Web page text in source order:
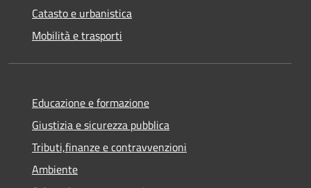
Catasto e urbanistica
Mobilità e trasporti
Educazione e formazione
Giustizia e sicurezza pubblica
Tributi,finanze e contravvenzioni
Ambiente